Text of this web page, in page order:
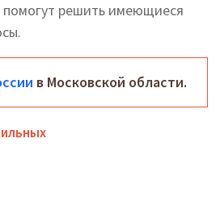
помогут решить имеющиеся
в Московской области.